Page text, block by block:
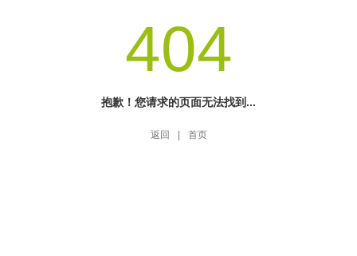
404
抱歉！您请求的页面无法找到...
返回 首页